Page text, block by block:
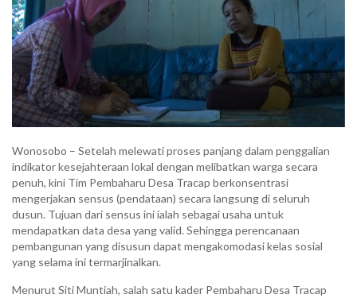
Wonosobo – Setelah melewati proses panjang dalam penggalian
indikator kesejahteraan lokal dengan melibatkan warga secara
penuh, kini Tim Pembaharu Desa Tracap berkonsentrasi
mengerjakan sensus (pendataan) secara langsung di seluruh
dusun. Tujuan dari sensus ini ialah sebagai usaha untuk
mendapatkan data desa yang valid. Sehingga perencanaan
pembangunan yang disusun dapat mengakomodasi kelas sosial
yang selama ini termarjinalkan.
Menurut Siti Muntiah, salah satu kader Pembaharu Desa Tracap